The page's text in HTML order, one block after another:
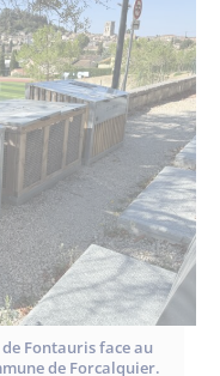
Fontauris face au
de Forcalquier.